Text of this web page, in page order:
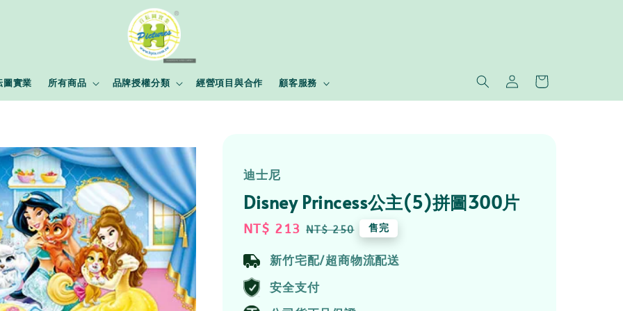
圖實業 所有商品 品牌授權分類 經營項目與合作 顧客服務
迪士尼
Disney Princess公主(5)拼圖300片
Sale
NT$ 213 Regular
NT$ 250 售完
新竹宅配/超商物流配送
安全支付